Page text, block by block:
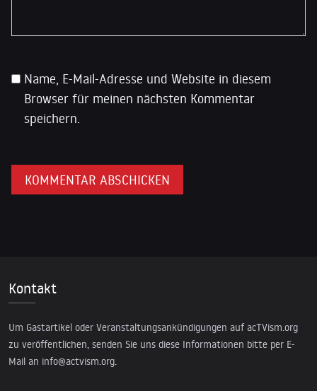
Name, E-Mail-Adresse und Website in diesem
Browser für meinen nächsten Kommentar
speichern.
Kontakt
Um Gastartikel oder Veranstaltungsankündigungen auf acTVism.org
zu veröffentlichen, senden Sie uns diese Informationen bitte per E-
Mail an info@actvism.org.